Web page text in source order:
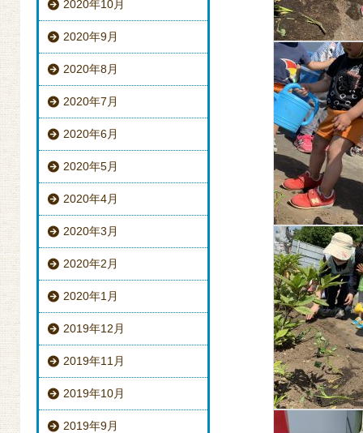
2020年10月
2020年9月
2020年8月
2020年7月
2020年6月
2020年5月
2020年4月
2020年3月
2020年2月
2020年1月
2019年12月
2019年11月
2019年10月
2019年9月